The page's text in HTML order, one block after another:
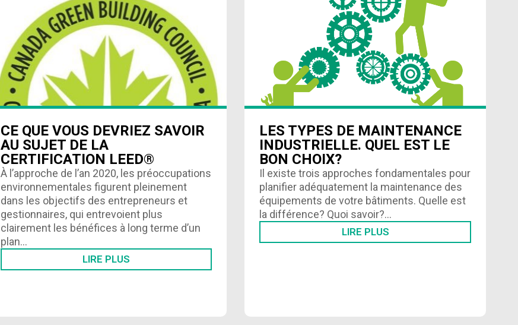
se pointent
et que vous
ayez…
CE QUE VOUS DEVRIEZ SAVOIR
AU SUJET DE LA
CERTIFICATION LEED®
À l’approche de l’an 2020, les préoccupations
environnementales figurent pleinement
dans les objectifs des entrepreneurs et
gestionnaires, qui entrevoient plus
clairement les bénéfices à long terme d’un
plan…
LIRE PLUS
LES TYPES DE MAINTENANCE
INDUSTRIELLE. QUEL EST LE
BON CHOIX?
Il existe trois approches fondamentales pour
planifier adéquatement la maintenance des
équipements de votre bâtiments. Quelle est
la différence? Quoi savoir?…
LIRE PLUS